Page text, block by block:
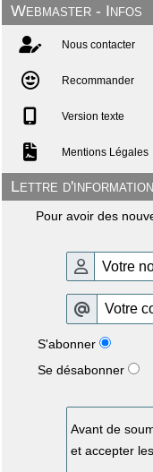
Webmaster - Infos
Nous contacter
Recommander
Version texte
Mentions Légales
Lettre d'information
Pour avoir des
S'abonner
Se désabonner
Avant de
et accepter les